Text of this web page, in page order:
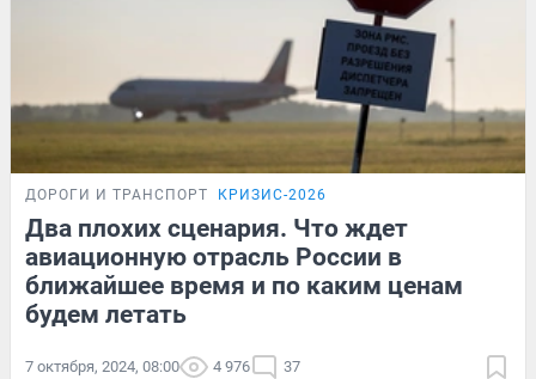
ДОРОГИ И ТРАНСПОРТ КРИЗИС-2026
Два плохих сценария. Что ждет
авиационную отрасль России в
ближайшее время и по каким ценам
будем летать
7 октября, 2024, 08:00 4 976 37